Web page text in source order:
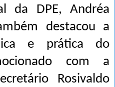
da DPE, Andréa
destacou a
e prática do
com a
Rosivaldo